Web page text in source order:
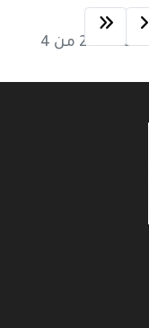
الصفحة 2 من 4